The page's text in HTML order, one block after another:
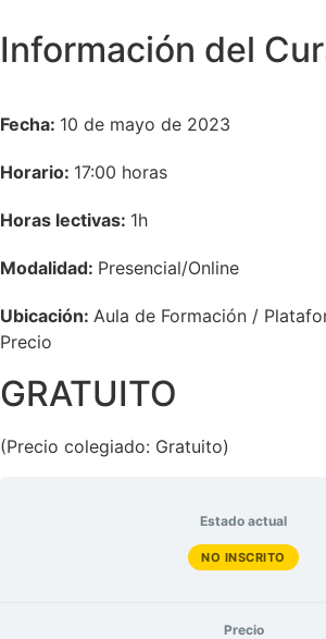
Información del
Fecha: 10 de mayo de 2023
Horario: 17:00 horas
Horas lectivas: 1h
Modalidad: Presencial/Online
Ubicación: Aula de Formación /
Precio
GRATUITO
(Precio colegiado: Gratuito)
Estado actual
NO INSCRITO
Precio